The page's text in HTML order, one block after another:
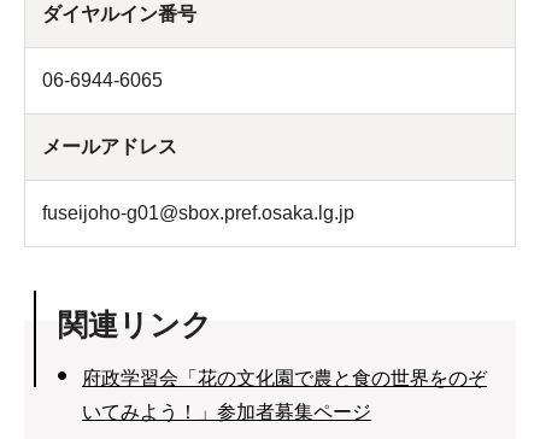
ダイヤルイン番号
06-6944-6065
メールアドレス
fuseijoho-g01@sbox.pref.osaka.lg.jp
関連リンク
府政学習会「花の文化園で農と食の世界をのぞ
いてみよう！」参加者募集ページ